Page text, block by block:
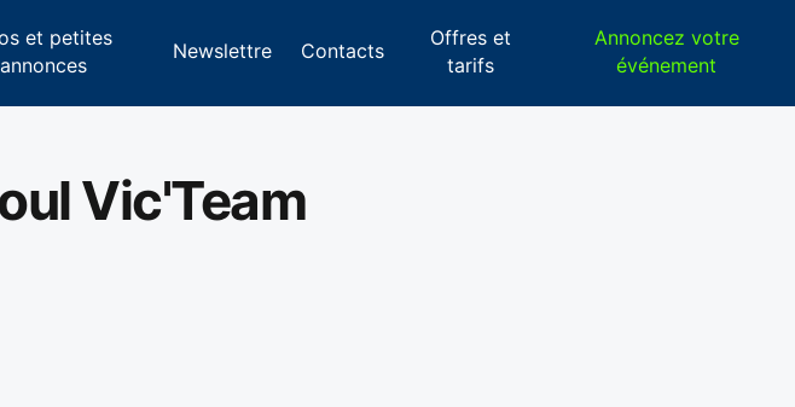
et petites
annonces
Newslettre Contacts
Offres et
tarifs
Annoncez votre
événement
Vic'Team